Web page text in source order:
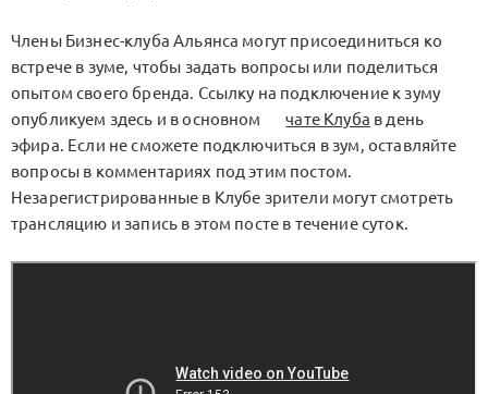
Члены Бизнес-клуба Альянса могут присоединиться ко
встрече в зуме, чтобы задать вопросы или поделиться
опытом своего бренда. Ссылку на подключение к зуму
опубликуем здесь и в основном
чате Клуба в день
эфира. Если не сможете подключиться в зум, оставляйте
вопросы в комментариях под этим постом.
Незарегистрированные в Клубе зрители могут смотреть
трансляцию и запись в этом посте в течение суток.